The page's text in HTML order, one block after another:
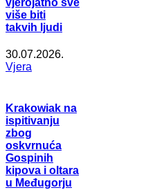
vjerojatno sve
više biti
takvih ljudi
30.07.2026.
Vjera
Krakowiak na
ispitivanju
zbog
oskvrnuća
Gospinih
kipova i oltara
u Međugorju